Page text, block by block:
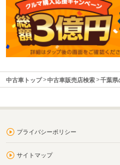
中古車トップ 中古車販売店検索 千葉県
プライバシーポリシー
サイトマップ